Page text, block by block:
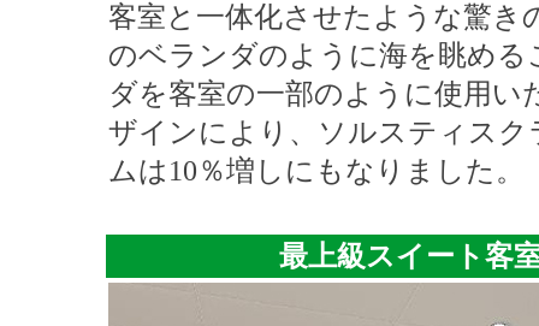
客室と一体化させたような驚
のベランダのように海を眺め
ダを客室の一部のように使用
ザインにより、ソルスティスク
ムは10％増しにもなりました。
最上級スイート客